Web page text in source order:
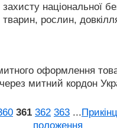
захисту національної
рослин,
оформлення
митний кордон
361 362 363 ...
положення